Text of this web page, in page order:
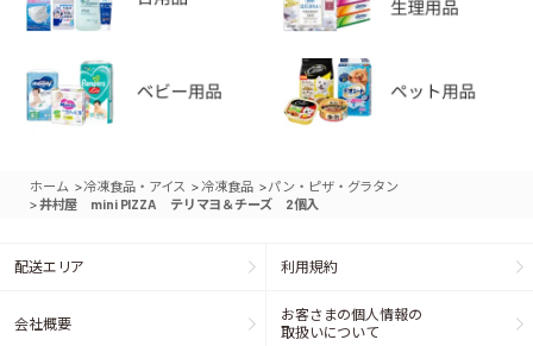
ホーム >冷凍食品・アイス > 冷凍食品 >パン・ピザ・グラタン
>井村屋 mini PIZZA テリマヨ＆チーズ 2個入
配送エリア 利用規約
会社概要
お客さまの個人情報の
取扱いについて